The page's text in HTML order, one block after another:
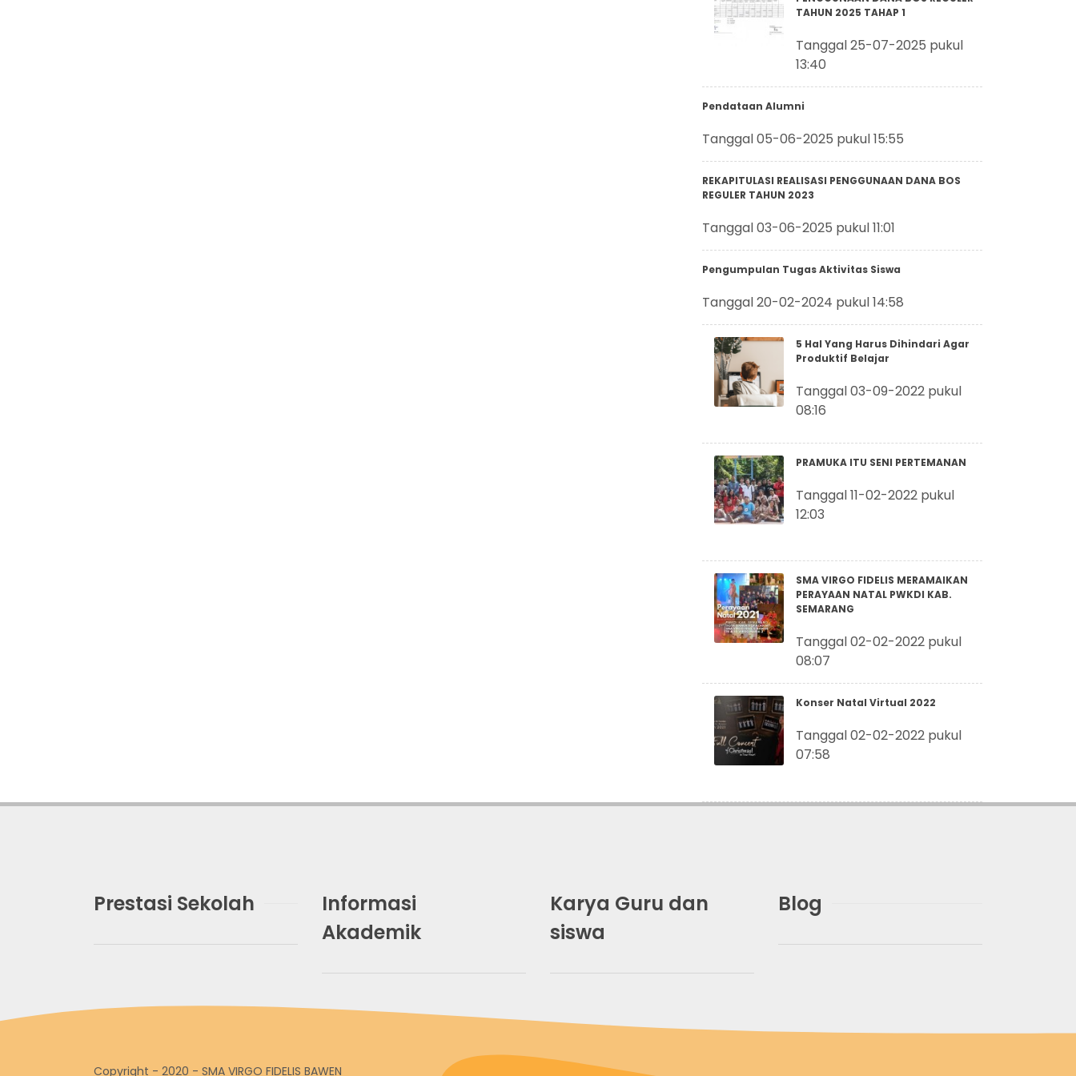
TAHUN 2025 TAHAP 1
Tanggal 25-07-2025 pukul
13:40
Pendataan Alumni
Tanggal 05-06-2025 pukul 15:55
REKAPITULASI REALISASI PENGGUNAAN DANA BOS
REGULER TAHUN 2023
Tanggal 03-06-2025 pukul 11:01
Pengumpulan Tugas Aktivitas Siswa
Tanggal 20-02-2024 pukul 14:58
5 Hal Yang Harus Dihindari Agar
Produktif Belajar
Tanggal 03-09-2022 pukul
08:16
PRAMUKA ITU SENI PERTEMANAN
Tanggal 11-02-2022 pukul
12:03
SMA VIRGO FIDELIS MERAMAIKAN
PERAYAAN NATAL PWKDI KAB.
SEMARANG
Tanggal 02-02-2022 pukul
08:07
Konser Natal Virtual 2022
Tanggal 02-02-2022 pukul
07:58
Prestasi Sekolah
Informasi
Akademik
Karya Guru dan
siswa
Blog
Copyright - 2020 - SMA VIRGO FIDELIS BAWEN